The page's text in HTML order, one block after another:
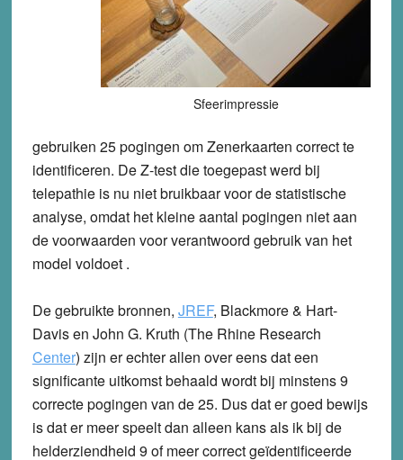
Sfeerimpressie
gebruiken 25 pogingen om Zenerkaarten correct te
identificeren. De Z-test die toegepast werd bij
telepathie is nu niet bruikbaar voor de statistische
analyse, omdat het kleine aantal pogingen niet aan
de voorwaarden voor verantwoord gebruik van het
model voldoet .
De gebruikte bronnen, JREF, Blackmore & Hart-
Davis en John G. Kruth (The Rhine Research
Center) zijn er echter allen over eens dat een
significante uitkomst behaald wordt bij minstens 9
correcte pogingen van de 25. Dus dat er goed bewijs
is dat er meer speelt dan alleen kans als ik bij de
helderziendheid 9 of meer correct geïdentificeerde